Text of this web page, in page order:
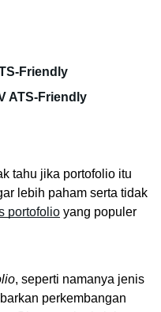
Friendly
ATS-Friendly
tahu jika portofolio itu
lebih paham serta tidak
portofolio yang populer
, seperti namanya jenis
perkembangan